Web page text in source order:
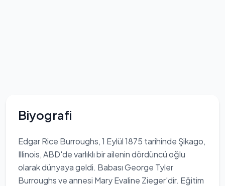
Biyografi
Edgar Rice Burroughs, 1 Eylül 1875 tarihinde Şikago,
Illinois, ABD'de varlıklı bir ailenin dördüncü oğlu
olarak dünyaya geldi. Babası George Tyler
Burroughs ve annesi Mary Evaline Zieger'dir. Eğitim